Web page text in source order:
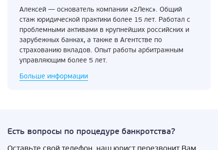
Алексей — основатель компании «2Лекс». Общий
стаж юридической практики более 15 лет. Работал с
проблемными активами в крупнейших российских и
зарубежных банках, а также в Агентстве по
страхованию вкладов. Опыт работы арбитражным
управляющим более 5 лет.
Больше информации
Есть вопросы по процедуре банкротства?